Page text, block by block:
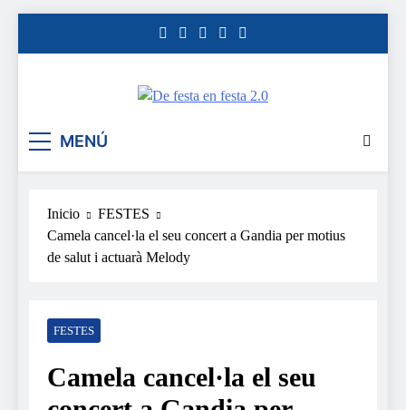
MENÚ
Inicio
FESTES
Camela cancel·la el seu concert a Gandia per motius
de salut i actuarà Melody
FESTES
Camela cancel·la el seu